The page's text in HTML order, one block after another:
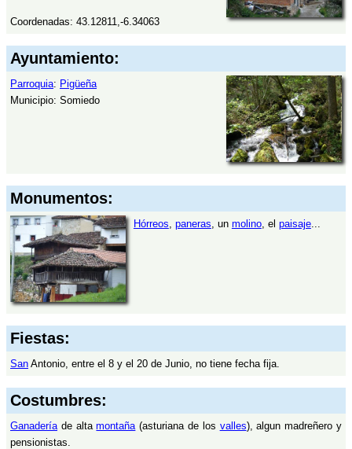
Coordenadas: 43.12811,-6.34063
Ayuntamiento:
Parroquia: Pigüeña
Municipio: Somiedo
Monumentos:
Hórreos, paneras, un molino, el paisaje...
Fiestas:
San Antonio, entre el 8 y el 20 de Junio, no tiene fecha fija.
Costumbres:
Ganaderíade altamontaña(asturiana de los valles), algun madreñero y
pensionistas.